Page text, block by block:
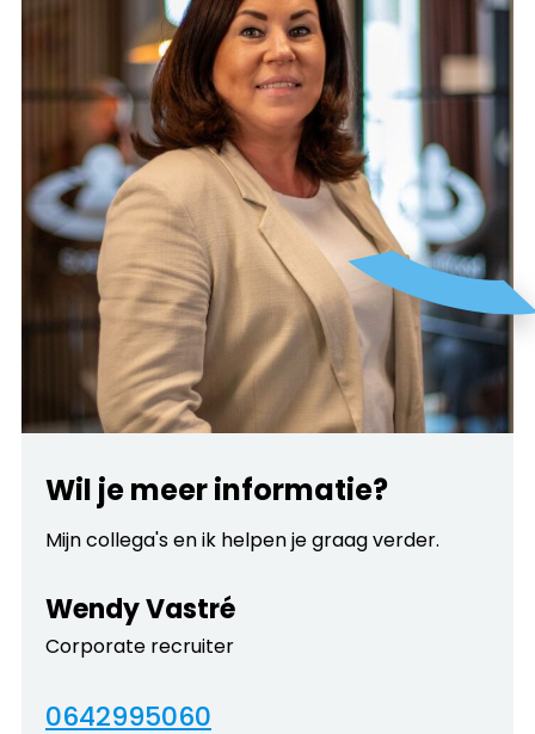
Wil je meer informatie?
Mijn collega's en ik helpen je graag verder.
Wendy Vastré
Corporate recruiter
0642995060